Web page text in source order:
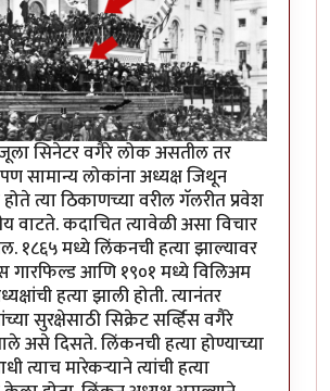
सिनेटर वगैरे लोक असतील तर
सामान्य लोकांना अध्यक्ष जिथून
त्या ठिकाणच्या वरील गॅलरीत प्रवेश
वाटते. कदाचित त्यावेळी असा विचार
१८६५ मध्ये लिंकनची हत्या झाल्यावर
गारफिल्ड आणि १९०१ मध्ये विलिअम
हत्या झाली होती. त्यानंतर
सुरक्षेसाठी सिक्रेट सर्व्हिस वगैरे
असे दिसते. लिंकनची हत्या होण्याच्या
त्याच मारेकर्‍याने त्यांची हत्या